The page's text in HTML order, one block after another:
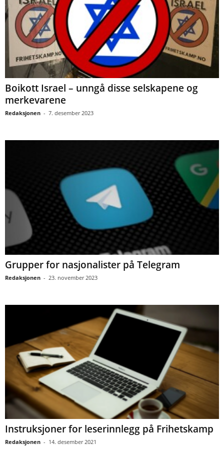
Boikott Israel – unngå disse selskapene og
merkevarene
Redaksjonen - 7. desember 2023
Grupper for nasjonalister på Telegram
Redaksjonen - 23. november 2023
Instruksjoner for leserinnlegg på Frihetskamp
Redaksjonen - 14. desember 2021